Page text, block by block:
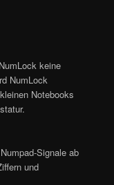
keine
NumLock
Notebooks
Signale ab
und